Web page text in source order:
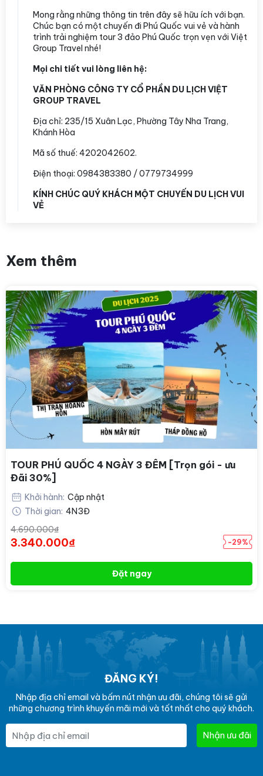
Mong rằng những thông tin trên đây sẽ hữu ích với bạn.
Chúc bạn có một chuyến đi Phú Quốc vui vẻ và hành
trình trải nghiệm tour 3 đảo Phú Quốc trọn vẹn với Việt
Group Travel nhé!
Mọi chi tiết vui lòng liên hệ:
VĂN PHÒNG CÔNG TY CỔ PHẦN DU LỊCH VIỆT
GROUP TRAVEL
Địa chỉ: 235/15 Xuân Lạc, Phường Tây Nha Trang,
Khánh Hòa
Mã số thuế: 4202042602.
Điện thoại: 0984383380 / 0779734999
KÍNH CHÚC QUÝ KHÁCH MỘT CHUYẾN DU LỊCH VUI
VẺ
Xem thêm
TOUR PHÚ QUỐC 4 NGÀY 3 ĐÊM [Trọn gói - ưu
Đãi 30%]
Khởi hành: Cập nhật
Thời gian: 4N3Đ
4.690.000₫
3.340.000₫ -29%
Đặt ngay
ĐĂNG KÝ!
Nhập địa chỉ email và bấm nút nhận ưu đãi, chúng tôi sẽ gửi
những chương trình khuyến mãi mới và tốt nhất cho quý khách.
Nhận ưu đãi